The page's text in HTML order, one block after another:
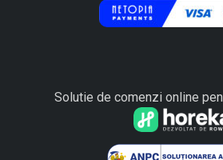
Solutie de comenzi online